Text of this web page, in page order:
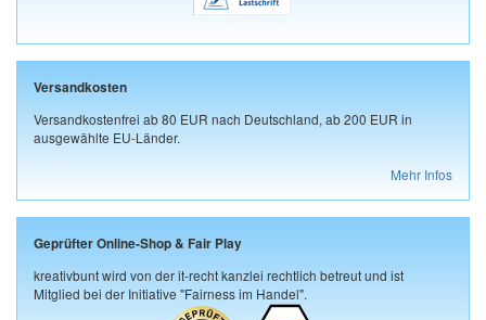
Versandkosten
Versandkostenfrei ab 80 EUR nach Deutschland, ab 200 EUR in
ausgewählte EU-Länder.
Mehr Infos
Geprüfter Online-Shop & Fair Play
kreativbunt wird von der it-recht kanzlei rechtlich betreut und ist
Mitglied bei der Initiative "Fairness im Handel".